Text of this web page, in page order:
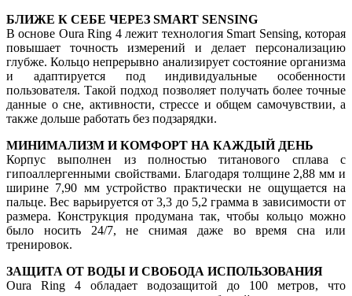
БЛИЖЕ К СЕБЕ ЧЕРЕЗ SMART SENSING
В основе Oura Ring 4 лежит технология Smart Sensing, которая
повышает точность измерений и делает персонализацию
глубже. Кольцо непрерывно анализирует состояние организма
и адаптируется под индивидуальные особенности
пользователя. Такой подход позволяет получать более точные
данные о сне, активности, стрессе и общем самочувствии, а
также дольше работать без подзарядки.
МИНИМАЛИЗМ И КОМФОРТ НА КАЖДЫЙ ДЕНЬ
Корпус выполнен из полностью титанового сплава с
гипоаллергенными свойствами. Благодаря толщине 2,88 мм и
ширине 7,90 мм устройство практически не ощущается на
пальце. Вес варьируется от 3,3 до 5,2 грамма в зависимости от
размера. Конструкция продумана так, чтобы кольцо можно
было носить 24/7, не снимая даже во время сна или
тренировок.
ЗАЩИТА ОТ ВОДЫ И СВОБОДА ИСПОЛЬЗОВАНИЯ
Oura Ring 4 обладает водозащитой до 100 метров, что